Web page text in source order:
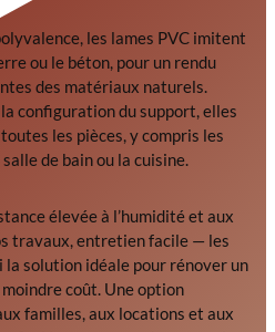
les lames PVC imitent
ou le béton, pour un rendu
des matériaux naturels.
configuration du support, elles
les pièces, y compris les
de bain ou la cuisine.
élevée à l’humidité et aux
travaux, entretien facile — les
la solution idéale pour rénover un
coût. Une option
familles, aux locations et aux